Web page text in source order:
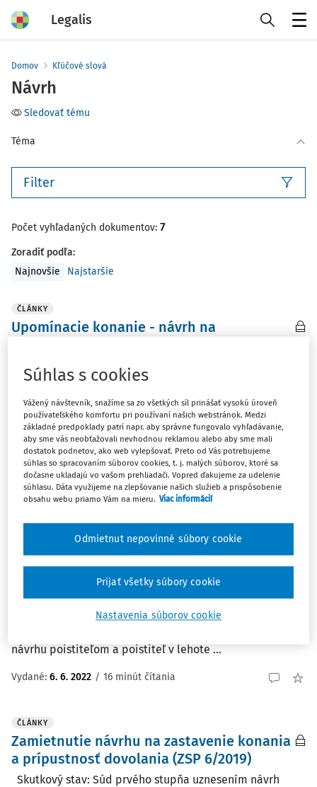
Legalis
Domov Kľúčové slová
Návrh
Sledovať tému
Téma
Filter
Počet vyhľadaných dokumentov: 7
Zoradiť podľa:
Najnovšie
Najstaršie
ČLÁNKY
Upomínacie konanie - návrh na
Skutkový stav Najvyššiemu súdu SR (ďalej aj „najvyšší
súd“) bol postupom podľa § 43 ods. 2 zákona
č. 160/2015 Z. z. Civilný sporový poriadok v znení
neskorších predpisov (ďalej aj „Civilný sporový poriadok“
alebo „CSP“) predložený Mestským...
Vydané:17. 12. 2024 / 5 minút čítania
Návrh poistníka na uzavretie poistnej
zmluvy neprijatý včas poistiteľom (ZSP
11/2002)
§ 792 Občianskeho zákonníka§ 420 písm. f) Civilného
sporového poriadku§ 421 ods. 1 písm. b) Civilného
sporového poriadku Ak poistník v písomnom návrhu na
návrhu poistiteľom a poistiteľ v lehote ...
Vydané: 6. 6. 2022 / 16 minút čítania
ČLÁNKY
Zamietnutie návrhu na zastavenie konania
a prípustnosť dovolania (ZSP 6/2019)
Skutkový stav: Súd prvého stupňa uznesením návrh
Súhlas s cookies
Vážený návštevník, snažíme sa zo všetkých síl prinášať vysokú úroveň
používateľského komfortu pri používaní našich webstránok. Medzi
základné predpoklady patrí napr. aby správne fungovalo vyhľadávanie,
aby sme vás neobťažovali nevhodnou reklamou alebo aby sme mali
dostatok podnetov, ako web vylepšovať. Preto od Vás potrebujeme
súhlas so spracovaním súborov cookies, t. j. malých súborov, ktoré sa
dočasne ukladajú vo vašom prehliadači. Vopred ďakujeme za udelenie
súhlasu. Dáta využijeme na zlepšovanie našich služieb a prispôsobenie
obsahu webu priamo Vám na mieru. Viac informácií
Nastavenia súborov cookie
Odmietnut nepovinné súbory cookie
Prijať všetky súbory cookie